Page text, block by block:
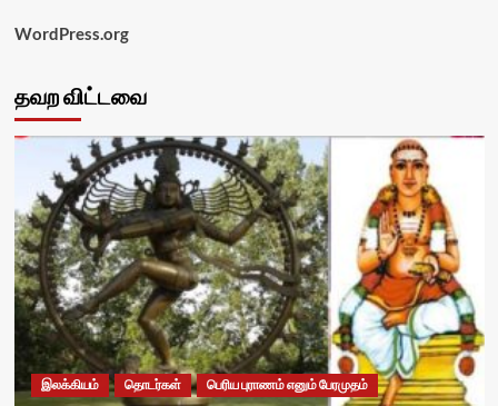
WordPress.org
தவற விட்டவை
இலக்கியம் தொடர்கள் பெரிய புராணம் எனும் பேரமுதம்